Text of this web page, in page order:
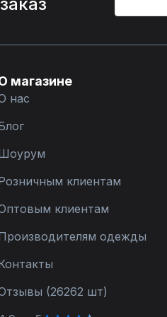
магазине
нас
клиентам
клиентам
одежды
(26262 шт)